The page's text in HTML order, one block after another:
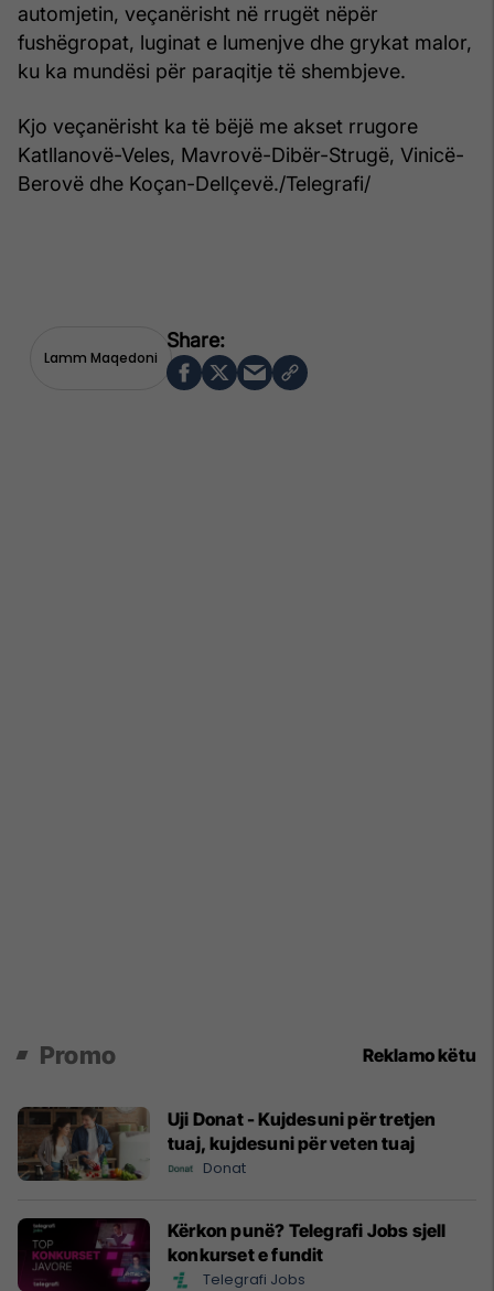
automjetin, veçanërisht në rrugët nëpër
fushëgropat, luginat e lumenjve dhe grykat malor,
ku ka mundësi për paraqitje të shembjeve.
Kjo veçanërisht ka të bëjë me akset rrugore
Katllanovë-Veles, Mavrovë-Dibër-Strugë, Vinicë-
Berovë dhe Koçan-Dellçevë./Telegrafi/
Lamm Maqedoni
Promo Reklamo këtu
Uji Donat - Kujdesuni për tretjen
tuaj, kujdesuni për veten tuaj
Donat
Kërkon punë? Telegrafi Jobs sjell
konkurset e fundit
Telegrafi Jobs